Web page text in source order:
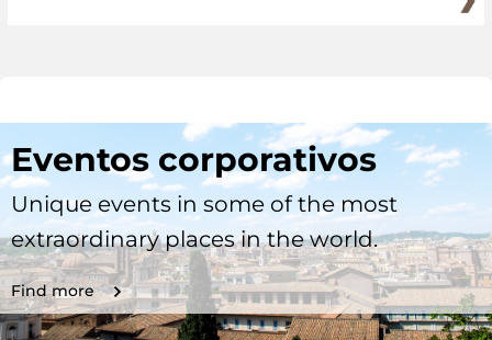
Eventos corporativos
Unique events in some of the most
extraordinary places in the world.
Find more